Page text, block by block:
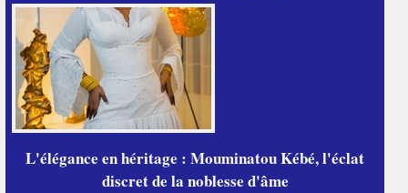
L'élégance en héritage : Mouminatou Kébé, l'éclat
discret de la noblesse d'âme